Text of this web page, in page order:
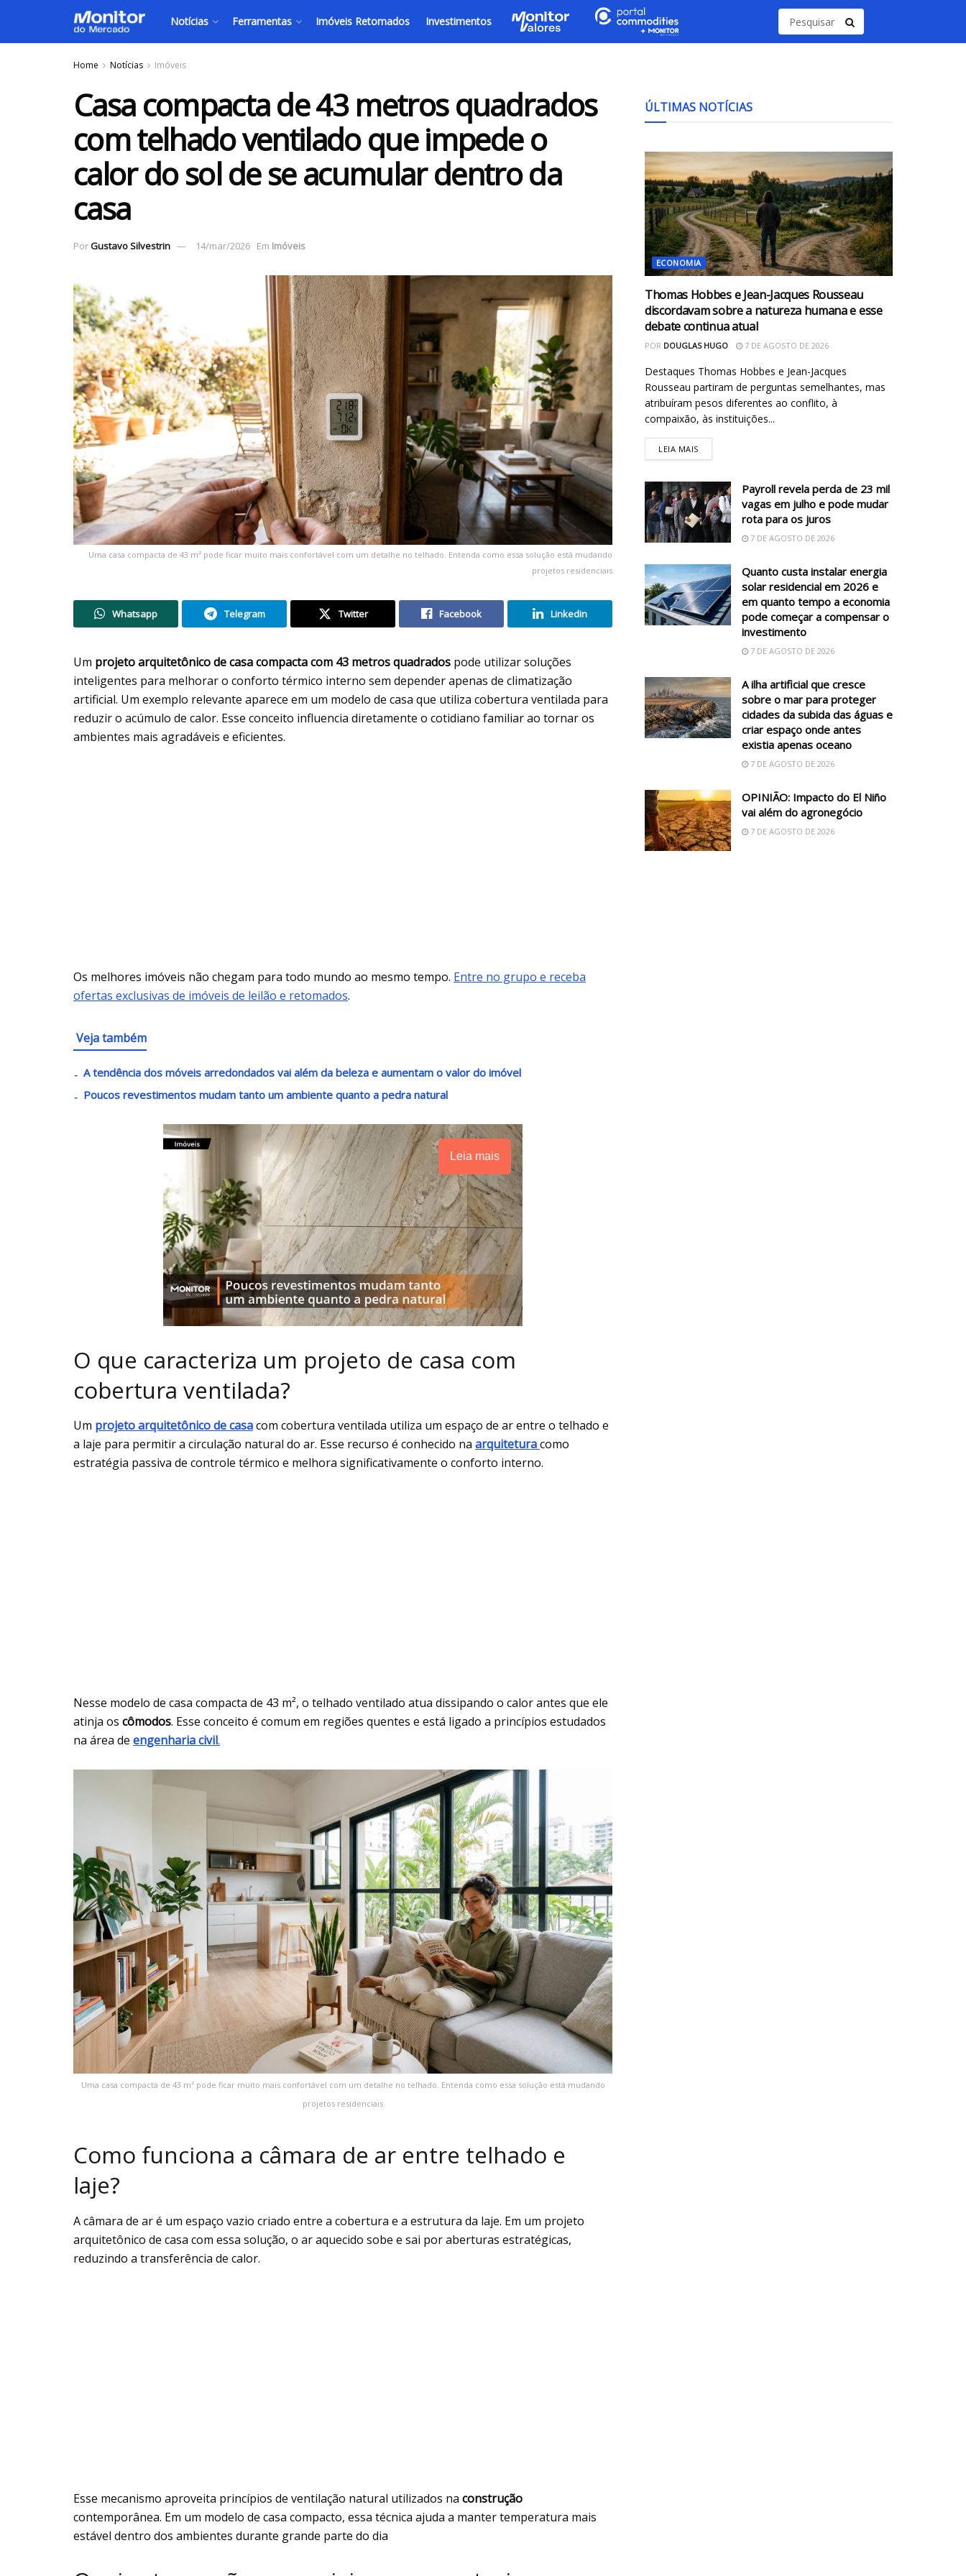
Notícias Ferramentas Imóveis Retomados Investimentos
Home Notícias Imóveis
Casa compacta de 43 metros quadrados
com telhado ventilado que impede o
calor do sol de se acumular dentro da
casa
PorGustavo Silvestrin 14/mar/2026 Em Imóveis
Uma casa compacta de 43 m² pode ficar muito mais confortável com um detalhe no telhado. Entenda como essa solução está mudando
projetos residenciais
Whatsapp Telegram Twitter Facebook Linkedin
Um projeto arquitetônico de casa compacta com 43 metros quadrados pode utilizar soluções
inteligentes para melhorar o conforto térmico interno sem depender apenas de climatização
artificial. Um exemplo relevante aparece em um modelo de casa que utiliza cobertura ventilada para
reduzir o acúmulo de calor. Esse conceito influencia diretamente o cotidiano familiar ao tornar os
ambientes mais agradáveis e eficientes.
Os melhores imóveis não chegam para todo mundo ao mesmo tempo. Entre no grupo e receba
ofertas exclusivas de imóveis de leilão e retomados.
Veja também
A tendência dos móveis arredondados vai além da beleza e aumentam o valor do imóvel
Poucos revestimentos mudam tanto um ambiente quanto a pedra natural
Leia mais
O que caracteriza um projeto de casa com
cobertura ventilada?
Um projeto arquitetônico de casacom cobertura ventilada utiliza um espaço de ar entre o telhado e
a laje para permitir a circulação natural do ar. Esse recurso é conhecido na arquiteturacomo
estratégia passiva de controle térmico e melhora significativamente o conforto interno.
Nesse modelo de casa compacta de 43 m², o telhado ventilado atua dissipando o calor antes que ele
atinja os cômodos. Esse conceito é comum em regiões quentes e está ligado a princípios estudados
na área de engenharia civil.
Uma casa compacta de 43 m² pode ficar muito mais confortável com um detalhe no telhado. Entenda como essa solução está mudando
projetos residenciais
Como funciona a câmara de ar entre telhado e
laje?
A câmara de ar é um espaço vazio criado entre a cobertura e a estrutura da laje. Em um projeto
arquitetônico de casa com essa solução, o ar aquecido sobe e sai por aberturas estratégicas,
reduzindo a transferência de calor.
Esse mecanismo aproveita princípios de ventilação natural utilizados na construção
contemporânea. Em um modelo de casa compacto, essa técnica ajuda a manter temperatura mais
estável dentro dos ambientes durante grande parte do dia
ÚLTIMAS NOTÍCIAS
ECONOMIA
Thomas Hobbes e Jean-Jacques Rousseau
discordavam sobre a natureza humana e esse
debate continua atual
POR DOUGLAS HUGO 7 DE AGOSTO DE 2026
Destaques Thomas Hobbes e Jean-Jacques
Rousseau partiram de perguntas semelhantes, mas
atribuíram pesos diferentes ao conflito, à
compaixão, às instituições...
LEIA MAIS
Payroll revela perda de 23 mil
vagas em julho e pode mudar
rota para os juros
7 DE AGOSTO DE 2026
Quanto custa instalar energia
solar residencial em 2026 e
em quanto tempo a economia
pode começar a compensar o
investimento
7 DE AGOSTO DE 2026
A ilha artificial que cresce
sobre o mar para proteger
cidades da subida das águas e
criar espaço onde antes
existia apenas oceano
7 DE AGOSTO DE 2026
OPINIÃO: Impacto do El Niño
vai além do agronegócio
7 DE AGOSTO DE 2026